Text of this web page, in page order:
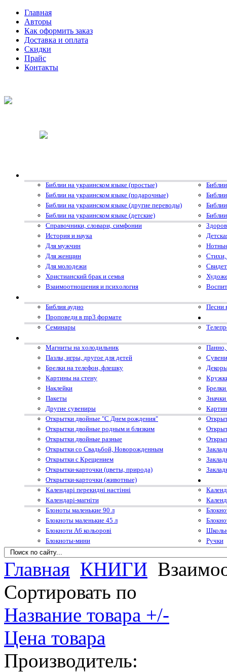
Главная
Авторы
Как оформить заказ
Доставка и оплата
Скидки
Прайс
Контакты
Библии на украинском языке (простые)
Библии на украинском языке (подарочные)
Библии на украинском языке (другие переводы)
Библии на украинском языке (детские)
Справочники, словари, симфонии
История и наука
Для мужчин
Для женщин
Стихи,
Для молодежи
Христианский брак и семья
Взаимоотношения и психология
Библия аудио
Песни
Проповеди в mp3 формате
Семинары
Магниты на холодильник
Панно,
Пазлы, игры, другое для детей
Брелки на телефон, флешку
Картины на стену
Наклейки
Пакеты
Другие сувениры
Открытки двойные "С Днем рождения"
Открытки двойные родным и близким
Открытки двойные разные
Открытки со Свадьбой, Новорожденным
Открытки с Крещением
Открытки-карточки (цветы, природа)
Открытки-карточки (животные)
Календарі перекидні настінні
Календарі-магніти
Блоноты маленькие 90 л
Блокноты маленькие 45 л
Блокноти А6 кольорові
Блокноты-мини
Ручки
Главная КНИГИ
Сортировать по
Название товара +/-
Цена товара
Производитель: